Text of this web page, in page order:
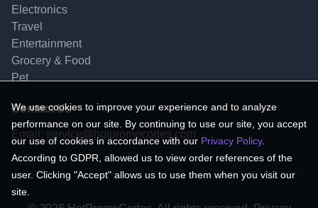
Electronics
Travel
Entertainment
Grocery & Food
Pet
Contact Us
Email: service@hotpromocodes.com
We use cookies to improve your experience and to analyze
performance on our site. By continuing to use our site, you accept
our use of cookies in accordance with our Privacy Policy.
According to GDPR, allowed us to view order references of the
user. Clicking "Accept" allows us to use them when you visit our
site.